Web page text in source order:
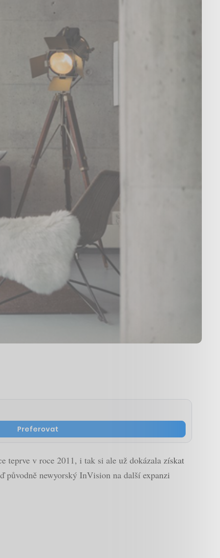
Preferovat
teprve v roce 2011, i tak si ale už dokázala získat
newyorský InVision na další expanzi